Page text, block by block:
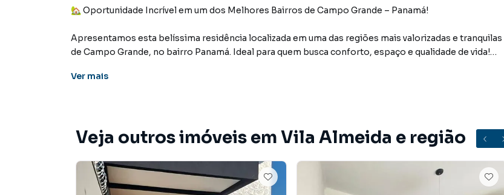
🏡 Oportunidade Incrível em um dos Melhores Bairros de Campo Grande – Panamá!
Apresentamos esta belíssima residência localizada em uma das regiões mais valorizadas e tranquilas
de Campo Grande, no bairro Panamá. Ideal para quem busca conforto, espaço e qualidade de vida!
✨ Destaques do Imóvel:
🏊‍♂️ Piscina privativa perfeita para momentos de lazer com a família e amigos
📐 Área construída de 200,82 m²
Ver mais
Veja outros imóveis em Vila Almeida e região